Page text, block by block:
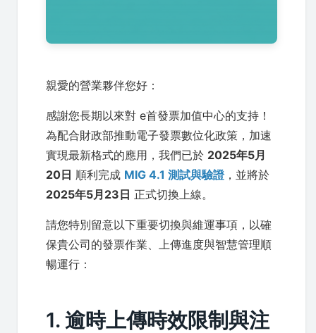
親愛的營業夥伴您好：
感謝您長期以來對 e首發票加值中心的支持！
為配合財政部推動電子發票數位化政策，加速
實現最新格式的應用，我們已於 2025年5月
20日 順利完成 MIG 4.1 測試與驗證，並將於
2025年5月23日 正式切換上線。
請您特別留意以下重要切換與維運事項，以確
保貴公司的發票作業、上傳進度與智慧管理順
暢運行：
1. 逾時上傳時效限制與注